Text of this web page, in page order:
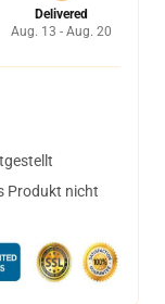
Delivered
Aug. 13 - Aug. 20
Produkt nicht